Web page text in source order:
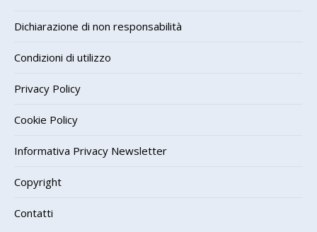
Dichiarazione di non responsabilità
Condizioni di utilizzo
Privacy Policy
Cookie Policy
Informativa Privacy Newsletter
Copyright
Contatti